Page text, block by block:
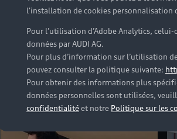
l'installation de cookies personnalisation
Pour l’utilisation d’Adobe Analytics,
données par AUDI AG.
Pour plus d’information sur l’utilisation
pouvez consulter la politique suivante:
Pour obtenir des informations plus
données personnelles sont utilisées,
confidentialitéet notre Politique sur les
dans